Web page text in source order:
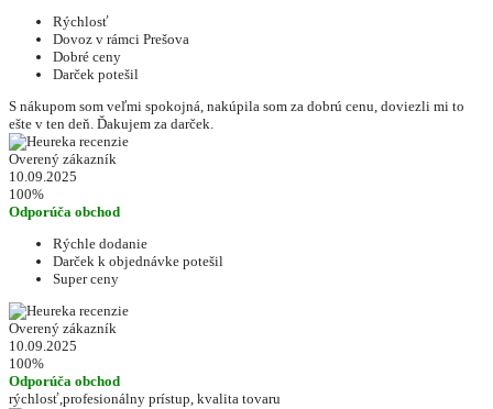
Rýchlosť
Dovoz v rámci Prešova
Dobré ceny
Darček potešil
S nákupom som veľmi spokojná, nakúpila som za dobrú cenu, doviezli mi to
ešte v ten deň. Ďakujem za darček.
Overený zákazník
10.09.2025
100%
Odporúča obchod
Rýchle dodanie
Darček k objednávke potešil
Super ceny
Overený zákazník
10.09.2025
100%
Odporúča obchod
rýchlosť,profesionálny prístup, kvalita tovaru